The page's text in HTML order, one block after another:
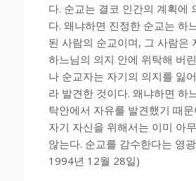
다. 순교는 결코 인간의 계획에
다. 왜냐하면 진정한 순교는 하
된 사람의 순교이며, 그 사람은
하느님의 의지 안에 위탁해 버
나 순교자는 자기의 의지를 잃
라 발견한 것이다. 왜냐하면 하
탁안에서 자유를 발견했기 때
자기 자신을 위해서는 이미 아
않는다. 순교를 감수한다는 영
1994년 12월 28일)